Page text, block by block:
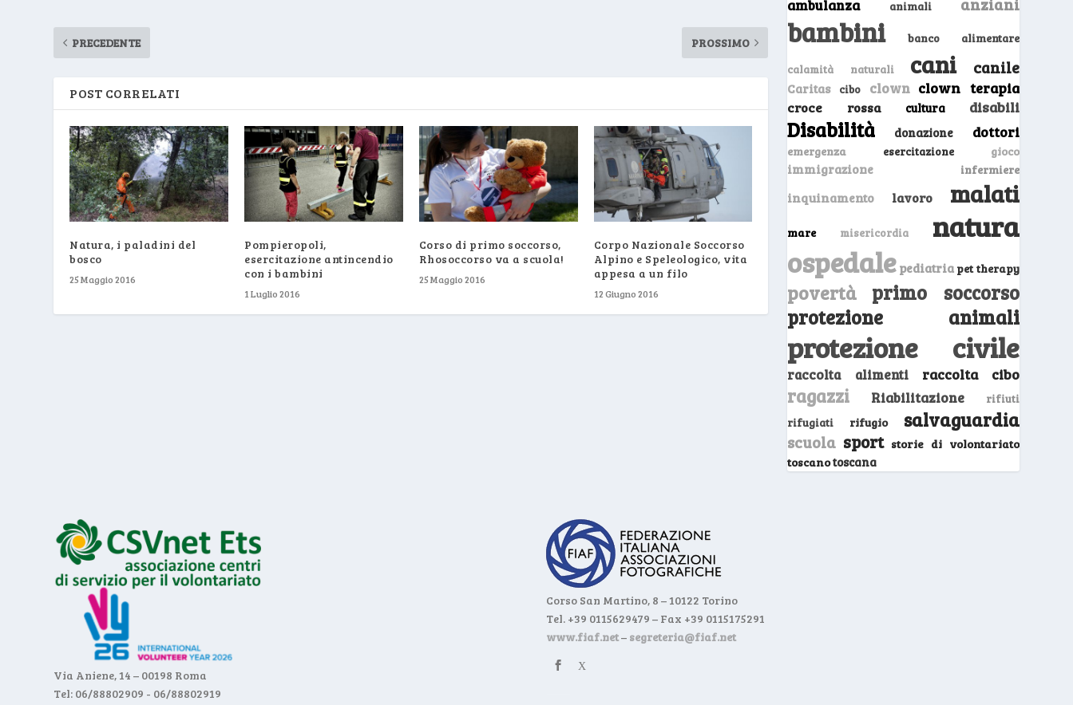
PRECEDENTE PROSSIMO
POST CORRELATI
Natura, i paladini del
bosco
25 Maggio 2016
Pompieropoli,
esercitazione antincendio
con i bambini
1 Luglio 2016
Corso di primo soccorso,
Rhosoccorso va a scuola!
25 Maggio 2016
Corpo Nazionale Soccorso
Alpino e Speleologico, vita
appesa a un filo
12 Giugno 2016
ambulanza animali
bambini banco alimentare
calamità naturali cani canile
Caritas cibo clown clown terapia
croce rossa cultura disabili
Disabilità donazione dottori
emergenza esercitazione gioco
immigrazione infermiere
inquinamento lavoro malati
mare misericordia natura
ospedale pediatria pet therapy
povertà
primo soccorso
protezione animali
protezione civile
raccolta alimenti raccolta cibo
ragazzi Riabilitazione
rifiuti
rifugiati
rifugio salvaguardia
scuola sport storie di volontariato
toscanotoscana
Via Aniene, 14 – 00198 Roma
Tel: 06/88802909 - 06/88802919
Corso San Martino, 8 – 10122 Torino
Tel. +39 0115629479 – Fax +39 0115175291
www.fiaf.net– segreteria@fiaf.net